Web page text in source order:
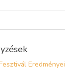
Eredményei